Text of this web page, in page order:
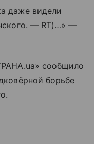
даже видели
— RT)…» —
сообщило
борьбе